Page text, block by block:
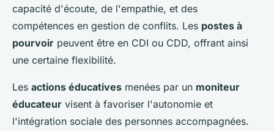
capacité d'écoute, de l'empathie, et des
compétences en gestion de conflits. Les postes à
pourvoir peuvent être en CDI ou CDD, offrant ainsi
une certaine flexibilité.
Les actions éducatives menées par un moniteur
éducateur visent à favoriser l'autonomie et
l'intégration sociale des personnes accompagnées.